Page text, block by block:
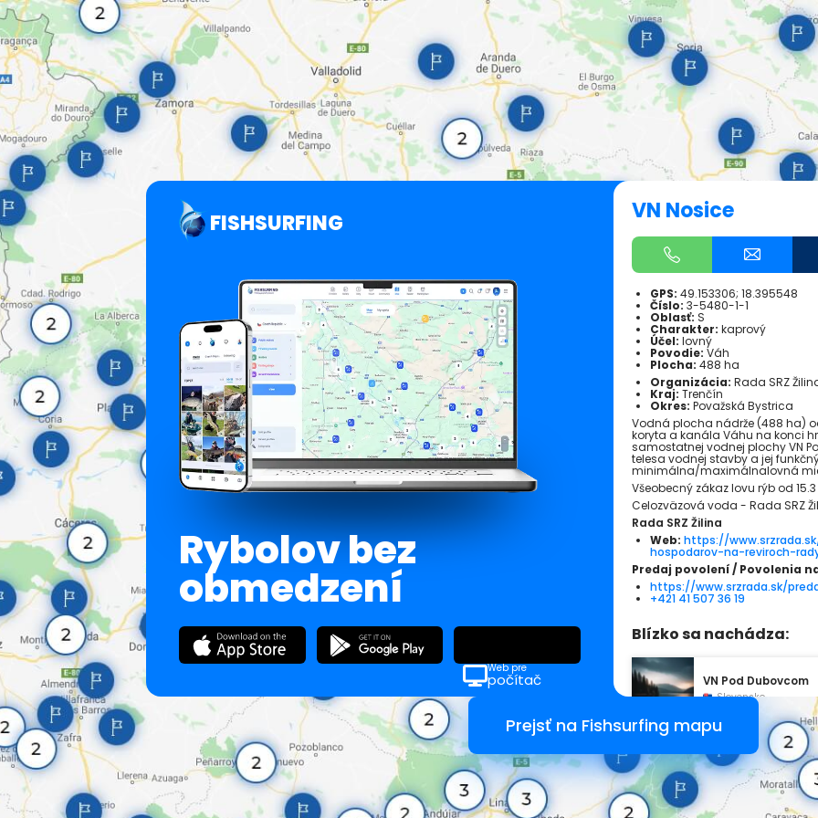
FISHSURFING
Rybolov bez
obmedzení
Web pre
počítač
VN Nosice
GPS: 49.153306; 18.395548
Číslo: 3-5480-1-1
Oblasť: S
Charakter: kaprový
Účel: lovný
Povodie: Váh
Plocha: 488 ha
Organizácia: Rada SRZ
Kraj: Trenčín
Okres: Považská Bystrica
Vodná plocha nádrže (488 ha)
koryta a kanála Váhu na konci
samostatnej vodnej plochy VN
telesa vodnej stavby a jej
minimálna/maximálnalovná
Všeobecný zákaz lovu rýb od 15.3
Celozväzová voda - Rada SRZ
Rada SRZ Žilina
Web: https://
hospodarov-na-reviroch-
Predaj povolení / Povolenia
https://www.srzrada.sk/
+421 41 507 36 19
Blízko sa nachádza:
VN Pod Dubovcom
Slovensko
Marikovský potok č.
Slovensko
Prejsť na Fishsurfing mapu